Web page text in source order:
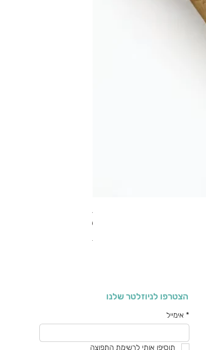
RA מערוך טקסטורה
מחיר רגיל
הצטרפו לניוזלטר שלנו
* אימייל
תוסיפו אותי לרשימת התפוצה